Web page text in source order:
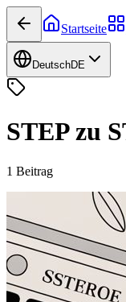
Startseite
DeutschDE
STEP zu
1 Beitrag